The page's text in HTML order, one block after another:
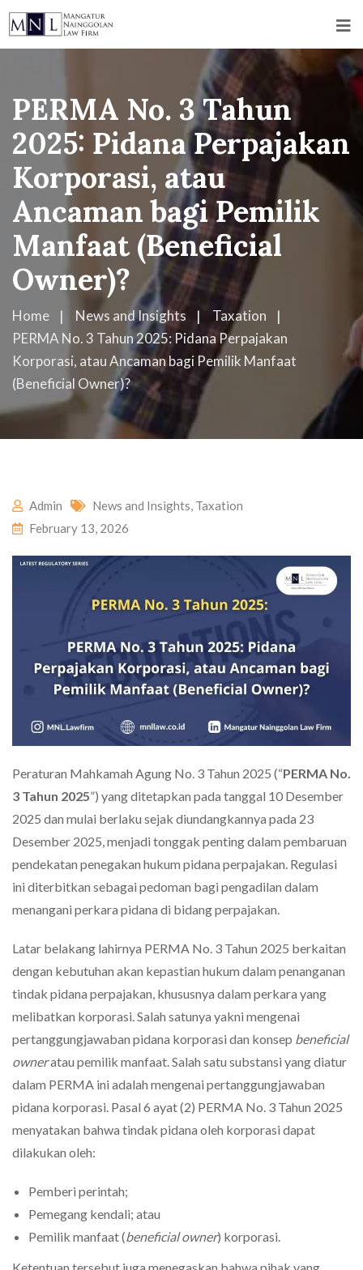
PERMA No. 3 Tahun
2025: Pidana Perpajakan
Korporasi, atau
Ancaman bagi Pemilik
Manfaat (Beneficial
Owner)?
Home News and Insights
Taxation
PERMA No. 3 Tahun 2025: Pidana Perpajakan
Korporasi, atau Ancaman bagi Pemilik Manfaat
(Beneficial Owner)?
Admin News and Insights, Taxation
February 13, 2026
Peraturan Mahkamah Agung No. 3 Tahun 2025 (“PERMA No.
3 Tahun 2025”) yang ditetapkan pada tanggal 10 Desember
2025 dan mulai berlaku sejak diundangkannya pada 23
Desember 2025, menjadi tonggak penting dalam pembaruan
pendekatan penegakan hukum pidana perpajakan. Regulasi
ini diterbitkan sebagai pedoman bagi pengadilan dalam
menangani perkara pidana di bidang perpajakan.
Latar belakang lahirnya PERMA No. 3 Tahun 2025 berkaitan
dengan kebutuhan akan kepastian hukum dalam penanganan
tindak pidana perpajakan, khususnya dalam perkara yang
melibatkan korporasi. Salah satunya yakni mengenai
pertanggungjawaban pidana korporasi dan konsep beneficial
owneratau pemilik manfaat. Salah satu substansi yang diatur
dalam PERMA ini adalah mengenai pertanggungjawaban
pidana korporasi. Pasal 6 ayat (2) PERMA No. 3 Tahun 2025
menyatakan bahwa tindak pidana oleh korporasi dapat
dilakukan oleh:
Pemberi perintah;
Pemegang kendali; atau
Pemilik manfaat (beneficial owner) korporasi.